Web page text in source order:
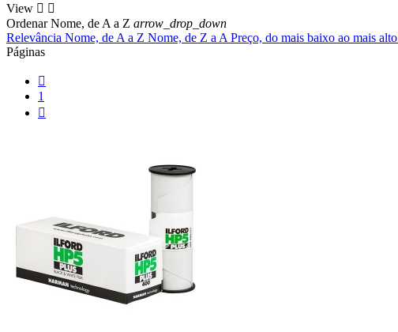
View  
Ordenar Nome, de A a Z arrow_drop_down
Relevância Nome, de A a Z Nome, de Z a A Preço, do mais baixo ao mais alto
Páginas

1
